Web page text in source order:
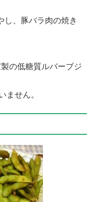
し、豚バラ肉の焼き
の低糖質ルバーブジ
ません。